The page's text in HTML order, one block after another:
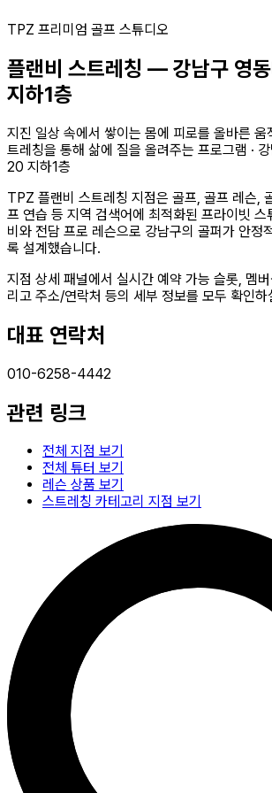
TPZ 프리미엄 골프 스튜디오
플랜비 스트레칭 — 강남구 영
지하1층
지진 일상 속에서 쌓이는 몸에 피로를 올바른 움
트레칭을 통해 삶에 질을 올려주는 프로그램 ·
20 지하1층
TPZ 플랜비 스트레칭 지점은 골프, 골프 레슨,
프 연습 등 지역 검색어에 최적화된 프라이빗
비와 전담 프로 레슨으로 강남구의 골퍼가 안정
록 설계했습니다.
지점 상세 패널에서 실시간 예약 가능 슬롯, 멤
리고 주소/연락처 등의 세부 정보를 모두 확인하
대표 연락처
010-6258-4442
관련 링크
전체 지점 보기
전체 튜터 보기
레슨 상품 보기
스트레칭 카테고리 지점 보기